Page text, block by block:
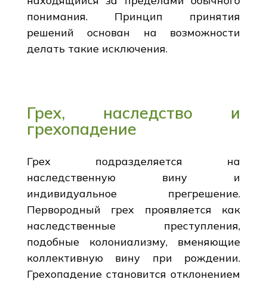
понимания. Принцип принятия
решений основан на возможности
делать такие исключения.
Грех, наследство и
грехопадение
Грех подразделяется на
наследственную вину и
индивидуальное прегрешение.
Первородный грех проявляется как
наследственные преступления,
подобные колониализму, вменяющие
коллективную вину при рождении.
Грехопадение становится отклонением